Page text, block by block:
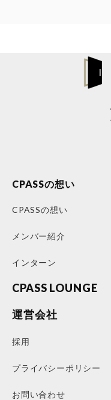
CPASSの想い
CPASSの想い
メンバー紹介
インターン
CPASS LOUNGE
運営会社
採用
プライバシーポリシー
お問い合わせ